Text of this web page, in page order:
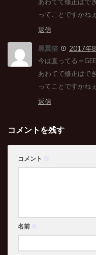
ってことですかね
返信
黒翼猫
2017年
今は直ってる＝
あわてて修正はで
ってことですかね
返信
コメントを残す
コメント ※
名前 ※